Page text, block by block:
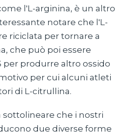
l'L-arginina, è un altro
notare che l'L-
riciclata per tornare a
che può poi essere
per produrre altro ossido
per cui alcuni atleti
di L-citrullina.
sottolineare che i nostri
due diverse forme